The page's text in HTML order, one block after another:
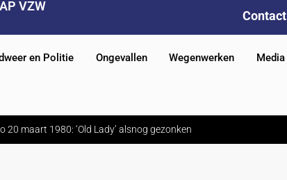
VZW
Contact
en Politie Ongevallen Wegenwerken Media
20 maart 1980: ‘Old Lady’ alsnog gezonken